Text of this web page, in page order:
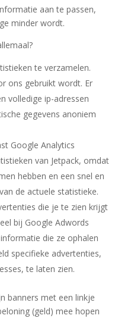
aan te passen,
minder wordt.
te verzamelen.
ons gebruikt wordt. Er
volledige ip-adressen
gegevens anoniem
Google Analytics
van Jetpack, omdat
hebben en een snel en
de actuele statistieke.
die je te zien krijgt
bij Google Adwords
die ze ophalen
specifieke advertenties,
te laten zien.
banners met een linkje
(geld) mee hopen